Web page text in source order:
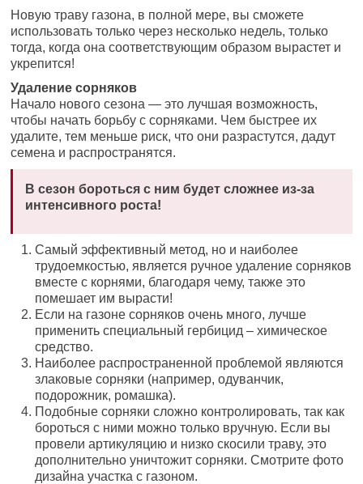
Новую траву газона, в полной мере, вы сможете
использовать только через несколько недель, только
тогда, когда она соответствующим образом вырастет и
укрепится!
Удаление сорняков
Начало нового сезона — это лучшая возможность,
чтобы начать борьбу с сорняками. Чем быстрее их
удалите, тем меньше риск, что они разрастутся, дадут
семена и распространятся.
В сезон бороться с ним будет сложнее из-за
интенсивного роста!
Самый эффективный метод, но и наиболее
трудоемкостью, является ручное удаление сорняков
вместе с корнями, благодаря чему, также это
помешает им вырасти!
Если на газоне сорняков очень много, лучше
применить специальный гербицид – химическое
средство.
Наиболее распространенной проблемой являются
злаковые сорняки (например, одуванчик,
подорожник, ромашка).
Подобные сорняки сложно контролировать, так как
бороться с ними можно только вручную. Если вы
провели артикуляцию и низко скосили траву, это
дополнительно уничтожит сорняки. Смотрите фото
дизайна участка с газоном.